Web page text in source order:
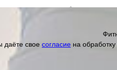
даёте свое согласие на